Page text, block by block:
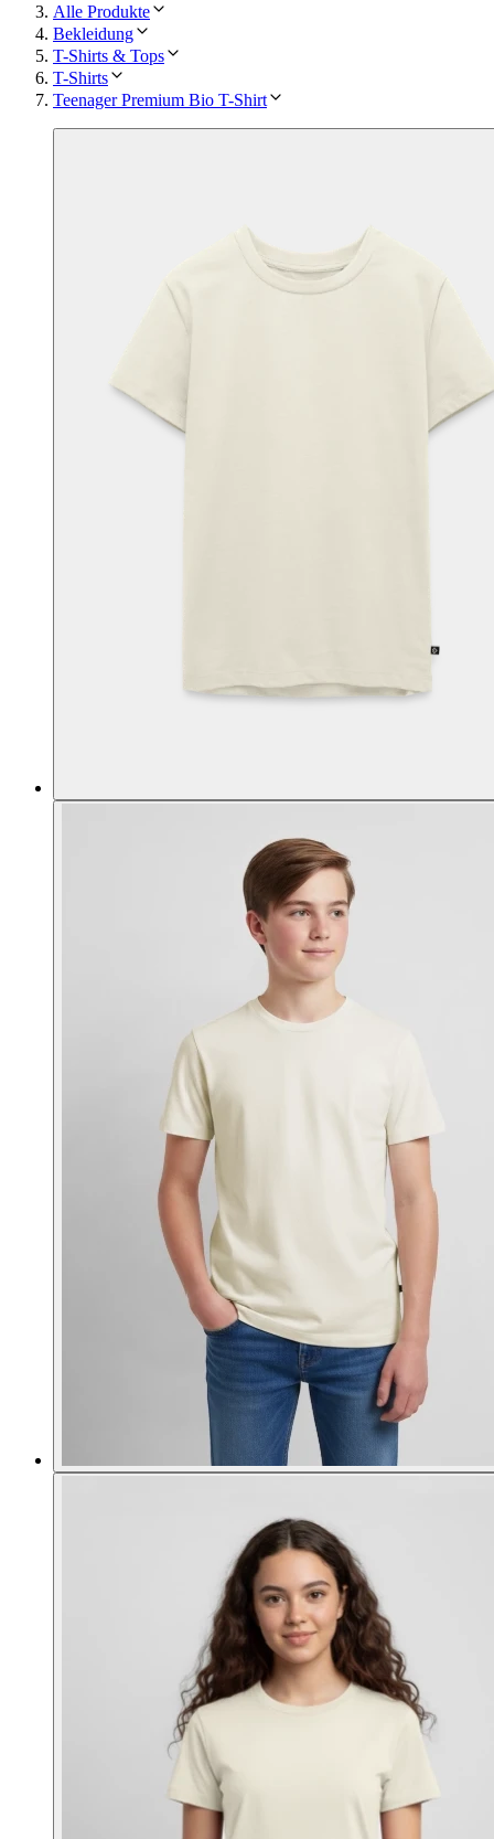
Alle Produkte
Bekleidung
T-Shirts & Tops
T-Shirts
Teenager Premium Bio T-Shirt